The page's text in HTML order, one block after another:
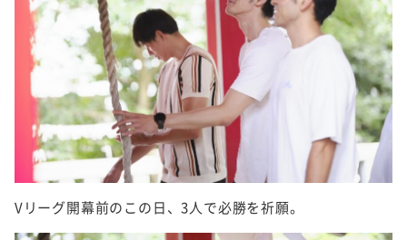
Vリーグ開幕前のこの日、3人で必勝を祈願。